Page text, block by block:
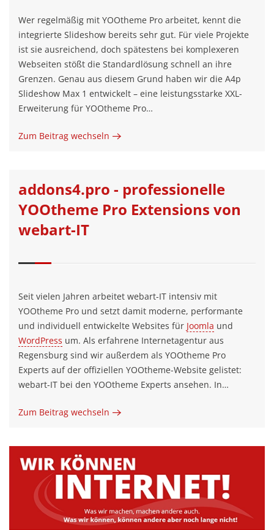
Wer regelmäßig mit YOOtheme Pro arbeitet, kennt die
integrierte Slideshow bereits sehr gut. Für viele Projekte
ist sie ausreichend, doch spätestens bei komplexeren
Webseiten stößt die Standardlösung schnell an ihre
Grenzen. Genau aus diesem Grund haben wir die A4p
Slideshow Max 1 entwickelt – eine leistungsstarke XXL-
Erweiterung für YOOtheme Pro…
Zum Beitrag wechseln
addons4.pro - professionelle
YOOtheme Pro Extensions von
webart-IT
Seit vielen Jahren arbeitet webart-IT intensiv mit
YOOtheme Pro und setzt damit moderne, performante
und individuell entwickelte Websites für Joomla und
WordPress um. Als erfahrene Internetagentur aus
Regensburg sind wir außerdem als YOOtheme Pro
Experts auf der offiziellen YOOtheme-Website gelistet:
webart-IT bei den YOOtheme Experts ansehen. In…
Zum Beitrag wechseln